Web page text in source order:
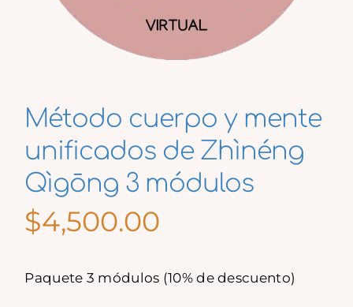
Método cuerpo y mente
unificados de Zhìnéng
Qìgōng 3 módulos
$4,500.00
Paquete 3 módulos (10% de descuento)